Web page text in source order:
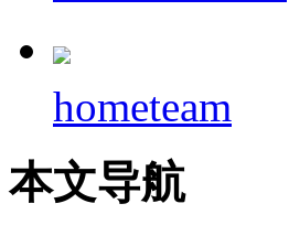
hometeam
本文导航